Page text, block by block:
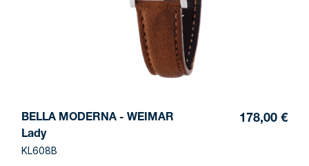
BELLA MODERNA - WEIMAR
Lady
KL608B
178,00 €